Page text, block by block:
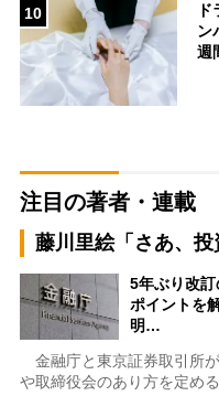
10
ン
週
注目の著者・連載
藤川里絵「さあ、投
5年ぶり改
ポイントを
明…
金融庁と東京証券取引所
や取締役会のあり方を定め